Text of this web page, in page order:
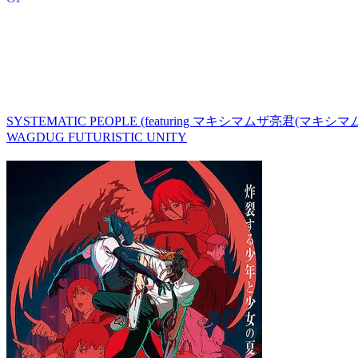
SYSTEMATIC PEOPLE (featuring マキシマムザ亮君(マキシマ
WAGDUG FUTURISTIC UNITY